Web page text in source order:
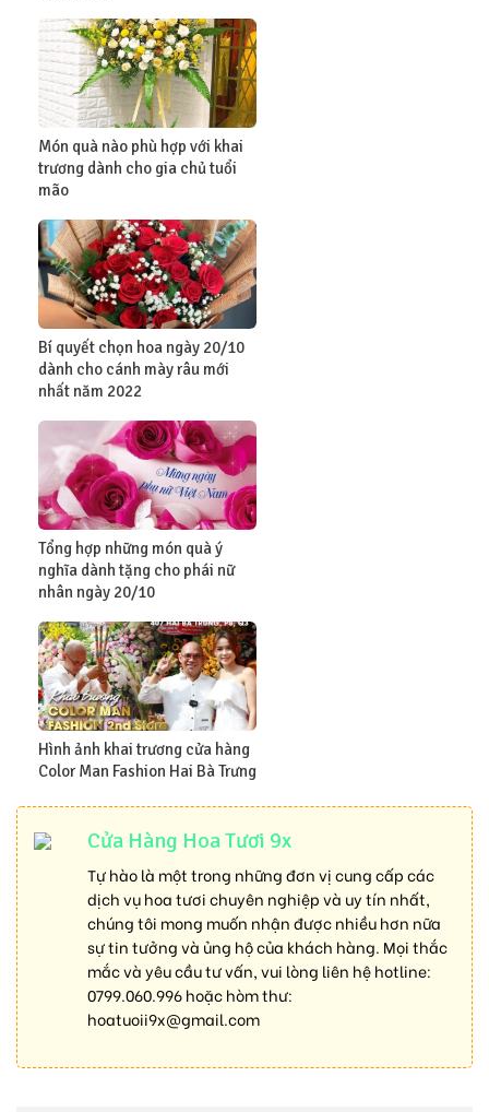
Món quà nào phù hợp với khai
trương dành cho gia chủ tuổi
mão
Bí quyết chọn hoa ngày 20/10
dành cho cánh mày râu mới
nhất năm 2022
Tổng hợp những món quà ý
nghĩa dành tặng cho phái nữ
nhân ngày 20/10
Hình ảnh khai trương cửa hàng
Color Man Fashion Hai Bà Trưng
Cửa Hàng Hoa Tươi 9x
Tự hào là một trong những đơn vị cung cấp các
dịch vụ hoa tươi chuyên nghiệp và uy tín nhất,
chúng tôi mong muốn nhận được nhiều hơn nữa
sự tin tưởng và ủng hộ của khách hàng. Mọi thắc
mắc và yêu cầu tư vấn, vui lòng liên hệ hotline:
0799.060.996hoặc hòm thư:
hoatuoii9x@gmail.com